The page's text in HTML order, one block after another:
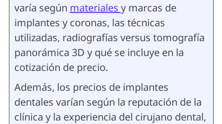
varía según materiales y marcas de
implantes y coronas, las técnicas
utilizadas, radiografías versus tomografía
panorámica 3D y qué se incluye en la
cotización de precio.
Además, los precios de implantes
dentales varían según la reputación de la
clínica y la experiencia del cirujano dental,